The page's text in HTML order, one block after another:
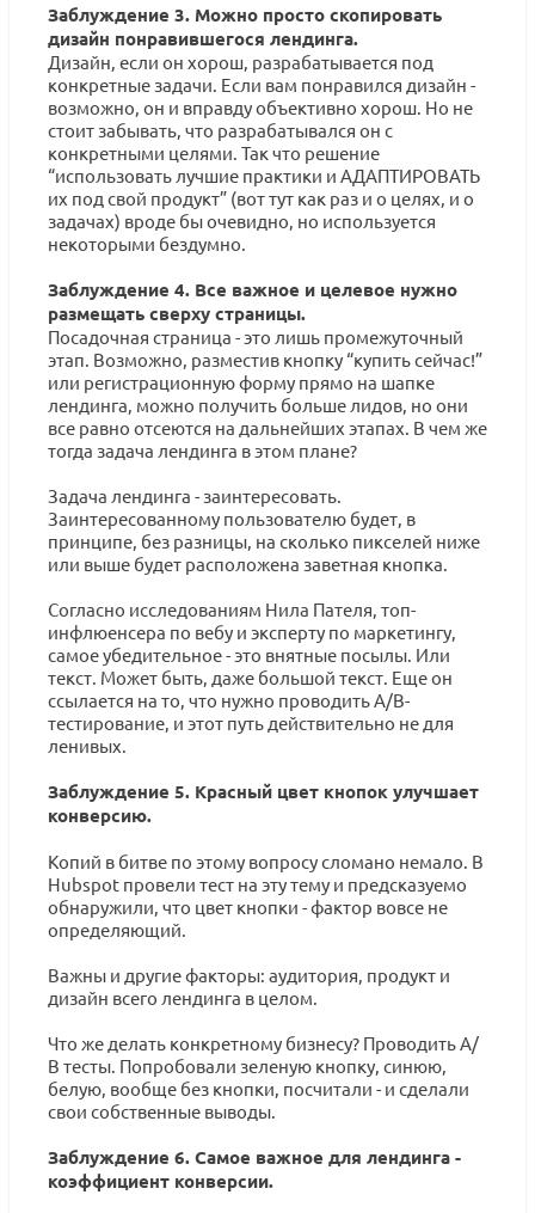
Заблуждение 3. Можно просто скопировать
дизайн понравившегося лендинга.
Дизайн, если он хорош, разрабатывается под
конкретные задачи. Если вам понравился дизайн -
возможно, он и вправду объективно хорош. Но не
стоит забывать, что разрабатывался он с
конкретными целями. Так что решение
“использовать лучшие практики и АДАПТИРОВАТЬ
их под свой продукт” (вот тут как раз и о целях, и о
задачах) вроде бы очевидно, но используется
некоторыми бездумно.
Заблуждение 4. Все важное и целевое нужно
размещать сверху страницы.
Посадочная страница - это лишь промежуточный
этап. Возможно, разместив кнопку “купить сейчас!”
или регистрационную форму прямо на шапке
лендинга, можно получить больше лидов, но они
все равно отсеются на дальнейших этапах. В чем же
тогда задача лендинга в этом плане?
Задача лендинга - заинтересовать.
Заинтересованному пользователю будет, в
принципе, без разницы, на сколько пикселей ниже
или выше будет расположена заветная кнопка.
Согласно исследованиям Нила Пателя, топ-
инфлюенсера по вебу и эксперту по маркетингу,
самое убедительное - это внятные посылы. Или
текст. Может быть, даже большой текст. Еще он
ссылается на то, что нужно проводить A/B-
тестирование, и этот путь действительно не для
ленивых.
Заблуждение 5. Красный цвет кнопок улучшает
конверсию.
Копий в битве по этому вопросу сломано немало. В
Hubspot провели тест на эту тему и предсказуемо
обнаружили, что цвет кнопки - фактор вовсе не
определяющий.
Важны и другие факторы: аудитория, продукт и
дизайн всего лендинга в целом.
Что же делать конкретному бизнесу? Проводить А/
В тесты. Попробовали зеленую кнопку, синюю,
белую, вообще без кнопки, посчитали - и сделали
свои собственные выводы.
Заблуждение 6. Самое важное для лендинга -
коэффициент конверсии.